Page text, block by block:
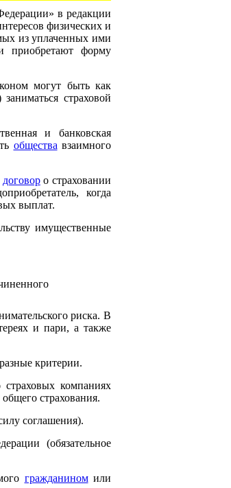
в редакции
физических и
из уплаченных ими
приобретают форму
могут быть как
страховой
и банковская
общества взаимного
договоро страховании
когда
выплат.
имущественные
риска. В
и пари, а также
критерии.
компаниях
страхования.
соглашения).
(обязательное
гражданиномили